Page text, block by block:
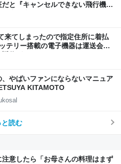
と『キャンセルできない飛行機代
先に来る
来てしまったので指定住所に着払
テリー搭載の電子機器は運送会社
信がきた
やばいファンにならないマニュア
KITAMOTO
読む
意したら「お母さんの料理はまず